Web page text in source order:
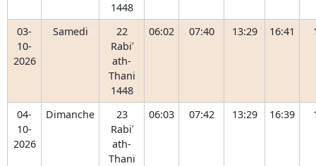
1448
03-
10-
2026
Samedi
22
Rabiʿ
ath-
Thani
1448
06:02 07:40 13:29 16:41
04-
10-
2026
Dimanche
23
Rabiʿ
ath-
Thani
06:03 07:42 13:29 16:39